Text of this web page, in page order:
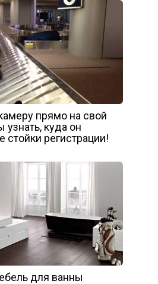
прямо на свой
узнать, куда он
стойки регистрации!
для ванны